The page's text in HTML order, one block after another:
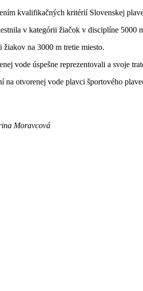
kvalifikačných kritérií Slovenskej
v kategórii žiačok v disciplíne 5000
na 3000 m tretie miesto.
vode úspešne reprezentovali a svoje
otvorenej vode plavci športového
Moravcová